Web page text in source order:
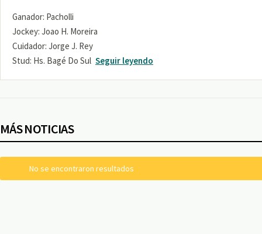
Ganador: Pacholli
Jockey: Joao H. Moreira
Cuidador: Jorge J. Rey
Stud: Hs. Bagé Do Sul Seguir leyendo
MÁS NOTICIAS
No se encontraron resultados